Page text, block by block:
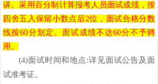
讲。采用百分制计算报考人员面试成绩，按
四舍五入保留小数点后2位，面试合格分数
线按60分划定。面试成绩不达60分不予聘
用。
(4)面试时间和地点:详见面试公告及 面
试准考证。